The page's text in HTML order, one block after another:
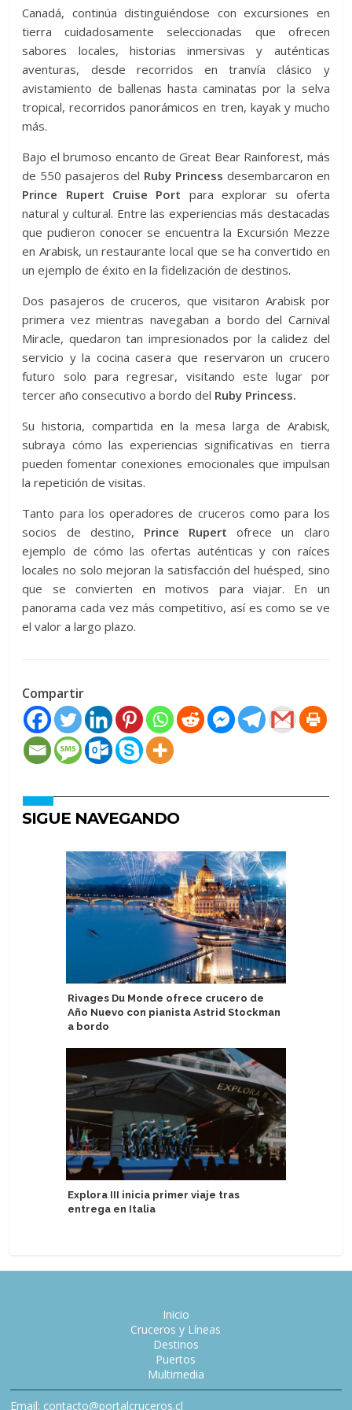
Canadá, continúa distinguiéndose con excursiones en
tierra cuidadosamente seleccionadas que ofrecen
sabores locales, historias inmersivas y auténticas
aventuras, desde recorridos en tranvía clásico y
avistamiento de ballenas hasta caminatas por la selva
tropical, recorridos panorámicos en tren, kayak y mucho
más.
Bajo el brumoso encanto de Great Bear Rainforest, más
de 550 pasajeros del Ruby Princess desembarcaron en
Prince Rupert Cruise Port para explorar su oferta
natural y cultural. Entre las experiencias más destacadas
que pudieron conocer se encuentra la Excursión Mezze
en Arabisk, un restaurante local que se ha convertido en
un ejemplo de éxito en la fidelización de destinos.
Dos pasajeros de cruceros, que visitaron Arabisk por
primera vez mientras navegaban a bordo del Carnival
Miracle, quedaron tan impresionados por la calidez del
servicio y la cocina casera que reservaron un crucero
futuro solo para regresar, visitando este lugar por
tercer año consecutivo a bordo del Ruby Princess.
Su historia, compartida en la mesa larga de Arabisk,
subraya cómo las experiencias significativas en tierra
pueden fomentar conexiones emocionales que impulsan
la repetición de visitas.
Tanto para los operadores de cruceros como para los
socios de destino, Prince Rupert ofrece un claro
ejemplo de cómo las ofertas auténticas y con raíces
locales no solo mejoran la satisfacción del huésped, sino
que se convierten en motivos para viajar. En un
panorama cada vez más competitivo, así es como se ve
el valor a largo plazo.
Compartir
SIGUE NAVEGANDO
Rivages Du Monde ofrece crucero de
Año Nuevo con pianista Astrid Stockman
a bordo
Explora III inicia primer viaje tras
entrega en Italia
Inicio
Cruceros y Líneas
Destinos
Puertos
Multimedia
Email: contacto@portalcruceros.cl